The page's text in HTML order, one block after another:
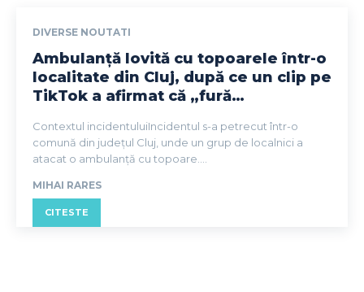
DIVERSE NOUTATI
Ambulanță lovită cu topoarele într-o
localitate din Cluj, după ce un clip pe
TikTok a afirmat că „fură…
Contextul incidentuluiIncidentul s-a petrecut într-o
comună din județul Cluj, unde un grup de localnici a
atacat o ambulanță cu topoare....
MIHAI RARES
CITESTE